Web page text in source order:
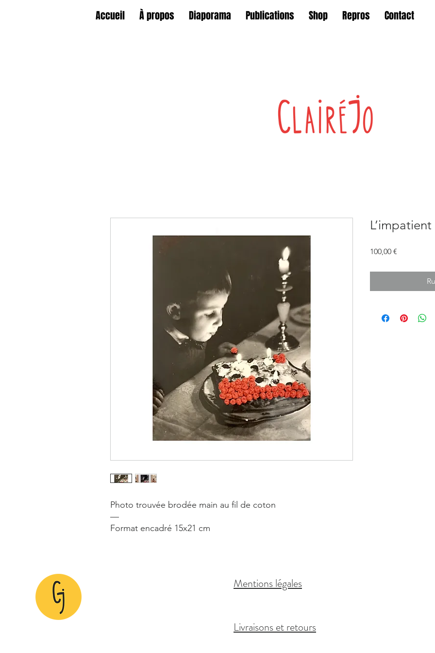
Accueil À propos Diaporama Publications Shop Repros Contact
Photo trouvée brodée main au fil de coton
—
Format encadré 15x21 cm
L’impatient
100,00 €
Mentions légales
Livraisons et retours